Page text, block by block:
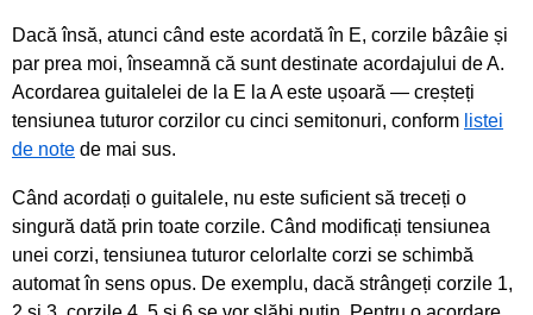
Dacă însă, atunci când este acordată în E, corzile bâzâie și
par prea moi, înseamnă că sunt destinate acordajului de A.
Acordarea guitalelei de la E la A este ușoară — creșteți
tensiunea tuturor corzilor cu cinci semitonuri, conform listei
de note de mai sus.
Când acordați o guitalele, nu este suficient să treceți o
singură dată prin toate corzile. Când modificați tensiunea
unei corzi, tensiunea tuturor celorlalte corzi se schimbă
automat în sens opus. De exemplu, dacă strângeți corzile 1,